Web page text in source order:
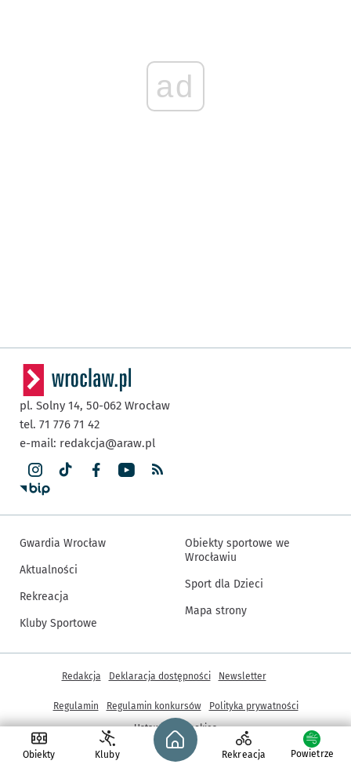
ad
Obiekty Kluby
Strona główna - wroclaw.pl
Rekreacja Powietrze
pl. Solny 14, 50-062 Wrocław
tel. 71 776 71 42
e-mail: redakcja@araw.pl
Gwardia Wrocław
Aktualności
Rekreacja
Kluby Sportowe
Obiekty sportowe we
Wrocławiu
Sport dla Dzieci
Mapa strony
© Copyright 2005-2026, ARAW S.A., Gmina Wrocław
Inne informacje
Redakcja Deklaracja dostępności Newsletter
Regulamin Regulamin konkursów
Polityka prywatności
Ustawienia cookies